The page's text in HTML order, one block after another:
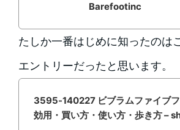
Barefootinc
たしか一番はじめに知ったのは
エントリーだったと思います。
3595-140227 ビブラムファイブ
効用・買い方・使い方・歩き方 –